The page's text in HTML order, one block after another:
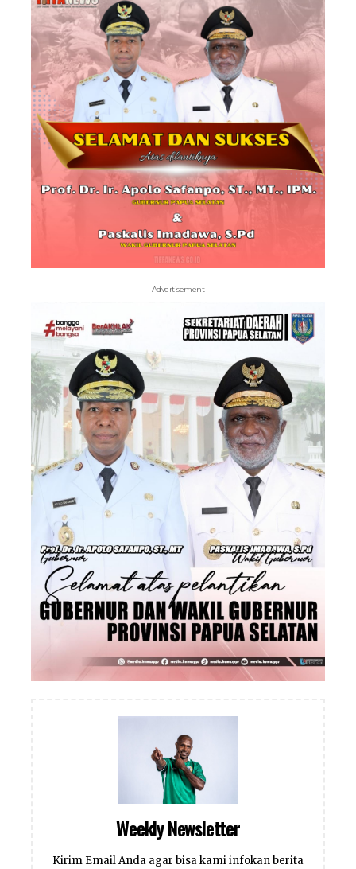
- Advertisement -
Weekly Newsletter
Kirim Email Anda agar bisa kami infokan berita